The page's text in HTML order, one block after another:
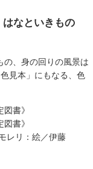
なといきもの
の、身の回りの風景は
見本」にもなる、色
書》
書》
レリ：絵／伊藤